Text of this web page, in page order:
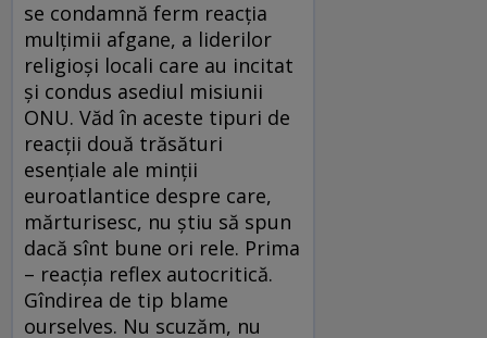
se condamnă ferm reacţia
mulţimii afgane, a liderilor
religioşi locali care au incitat
şi condus asediul misiunii
ONU. Văd în aceste tipuri de
reacţii două trăsături
esenţiale ale minţii
euroatlantice despre care,
mărturisesc, nu ştiu să spun
dacă sînt bune ori rele. Prima
– reacţia reflex autocritică.
Gîndirea de tip blame
ourselves. Nu scuzăm, nu